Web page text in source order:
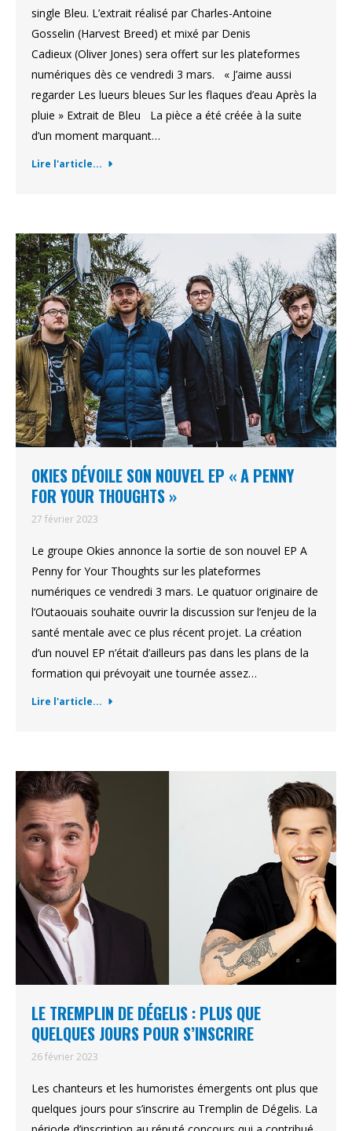
single Bleu. L’extrait réalisé par Charles-Antoine
Gosselin (Harvest Breed) et mixé par Denis
Cadieux (Oliver Jones) sera offert sur les plateformes
numériques dès ce vendredi 3 mars. « J’aime aussi
regarder Les lueurs bleues Sur les flaques d’eau Après la
pluie » Extrait de Bleu La pièce a été créée à la suite
d’un moment marquant…
Lire l'article...
OKIES DÉVOILE SON NOUVEL EP « A PENNY
FOR YOUR THOUGHTS »
27 février 2023
Le groupe Okies annonce la sortie de son nouvel EP A
Penny for Your Thoughts sur les plateformes
numériques ce vendredi 3 mars. Le quatuor originaire de
l’Outaouais souhaite ouvrir la discussion sur l’enjeu de la
santé mentale avec ce plus récent projet. La création
d’un nouvel EP n’était d’ailleurs pas dans les plans de la
formation qui prévoyait une tournée assez…
Lire l'article...
LE TREMPLIN DE DÉGELIS : PLUS QUE
QUELQUES JOURS POUR S’INSCRIRE
26 février 2023
Les chanteurs et les humoristes émergents ont plus que
quelques jours pour s’inscrire au Tremplin de Dégelis. La